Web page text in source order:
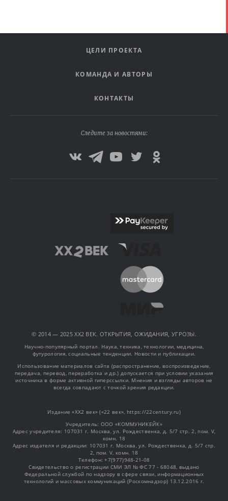
ЦЕЛИ ПРОЕКТА
КОМАНДА И АВТОРЫ
КОНТАКТЫ
Следите за новостями:
© 2014 — 2025 XX2 ВЕК. ОТКРЫТИЯ, ОЖИДАНИЯ, УГРОЗЫ.
Научно-популярный портал. Наука, техника, технологии, медицина,
футурология, социальные тенденции. Новости и публикации.
Использование материалов сайта (распространение, воспроизведение,
передача, перевод, переработка и др.) допускается при условии указания
источника в форме активной гиперссылки. Мнения и взгляды авторов не
всегда совпадают с точкой зрения редакции.
Издание «XX2 век» («22 век», https://22century.ru)
Учредитель: OOO «КОММУНИКЕЙК»
Адрес учредителя: 107031 г. Москва, ул. Рождественка, д. 5/7 стр. 2, пом. V,
комн. 18
Адрес издателя и редакции: 107031 г. Москва, ул. Рождественка, д. 5/7 стр.
2, пом. V, комн. 18
Телефон: +7(977)948-21-08
Свидетельство о регистрации СМИ ЭЛ № ФС 77 - 68048, выдано
Федеральной службой по надзору в сфере связи, информационных
технологий и массовых коммуникаций (Роскомнадзор) 13.12.2016 г.